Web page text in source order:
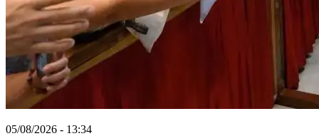
05/08/2026 - 13:34